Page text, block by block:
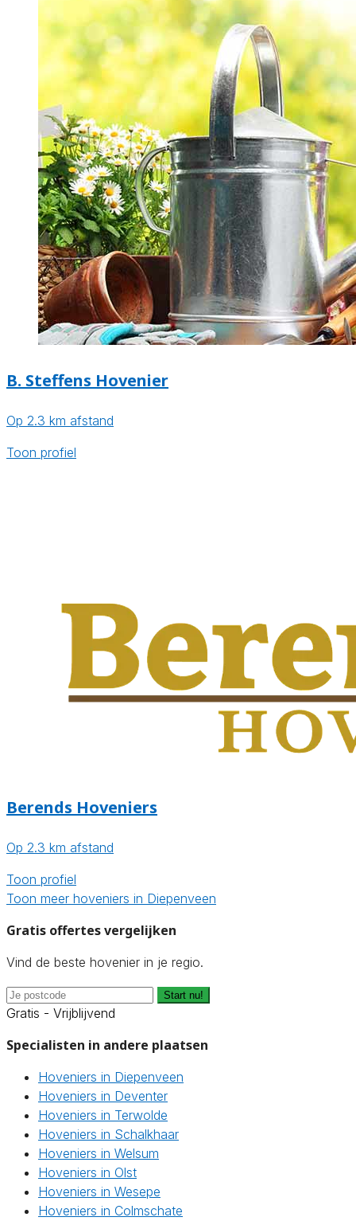
B. Steffens Hovenier
Op 2.3 km afstand
Toon profiel
Berends Hoveniers
Op 2.3 km afstand
Toon profiel
Toon meer hoveniers in Diepenveen
Gratis offertes vergelijken
Vind de beste hovenier in je regio.
Start nu!
Gratis - Vrijblijvend
Specialisten in andere plaatsen
Hoveniers in Diepenveen
Hoveniers in Deventer
Hoveniers in Terwolde
Hoveniers in Schalkhaar
Hoveniers in Welsum
Hoveniers in Olst
Hoveniers in Wesepe
Hoveniers in Colmschate